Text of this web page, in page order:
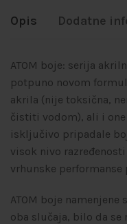
Opis Dodatne
ATOM boje: serija
potpuno novom
akrila (nije toksična,
čistiti vodom), ali i
isključivo pripadale
visok nivo
vrhunske
ATOM boje
oba slučaja, bilo da